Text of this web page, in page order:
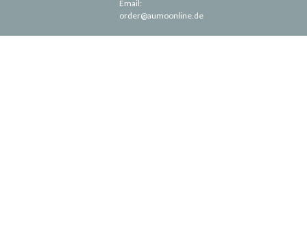
Email:
order@aumoonline.de